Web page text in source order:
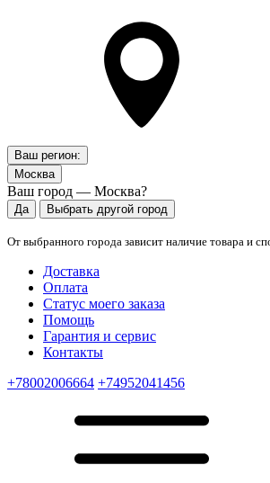
Ваш регион:
Москва
Ваш город — Москва?
Да Выбрать другой город
От выбранного города зависит наличие товара и
Доставка
Оплата
Статус моего заказа
Помощь
Гарантия и сервис
Контакты
+78002006664 +74952041456